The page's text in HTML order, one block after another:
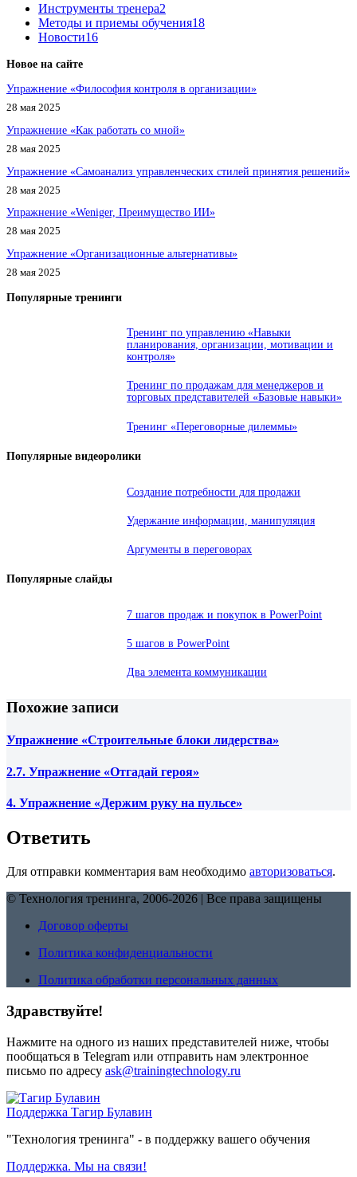
Инструменты тренера2
Методы и приемы обучения18
Новости16
Новое на сайте
Упражнение «Философия контроля в организации»
28 мая 2025
Упражнение «Как работать со мной»
28 мая 2025
Упражнение «Самоанализ управленческих стилей принятия решений»
28 мая 2025
Упражнение «Weniger, Преимущество ИИ»
28 мая 2025
Упражнение «Организационные альтернативы»
28 мая 2025
Популярные тренинги
Тренинг по управлению «Навыки
планирования, организации, мотивации и
контроля»
Тренинг по продажам для менеджеров и
торговых представителей «Базовые навыки»
Тренинг «Переговорные дилеммы»
Популярные видеоролики
Создание потребности для продажи
Удержание информации, манипуляция
Аргументы в переговорах
Популярные слайды
7 шагов продаж и покупок в PowerPoint
5 шагов в PowerPoint
Два элемента коммуникации
Похожие записи
Упражнение «Строительные блоки лидерства»
2.7. Упражнение «Отгадай героя»
4. Упражнение «Держим руку на пульсе»
Ответить
Для отправки комментария вам необходимо авторизоваться.
© Технология тренинга, 2006-2026 | Все права защищены
Договор оферты
Политика конфиденциальности
Политика обработки персональных данных
Здравствуйте!
Нажмите на одного из наших представителей ниже, чтобы
пообщаться в Telegram или отправить нам электронное
письмо по адресу ask@trainingtechnology.ru
Поддержка Тагир Булавин
"Технология тренинга" - в поддержку вашего обучения
Поддержка. Мы на связи!